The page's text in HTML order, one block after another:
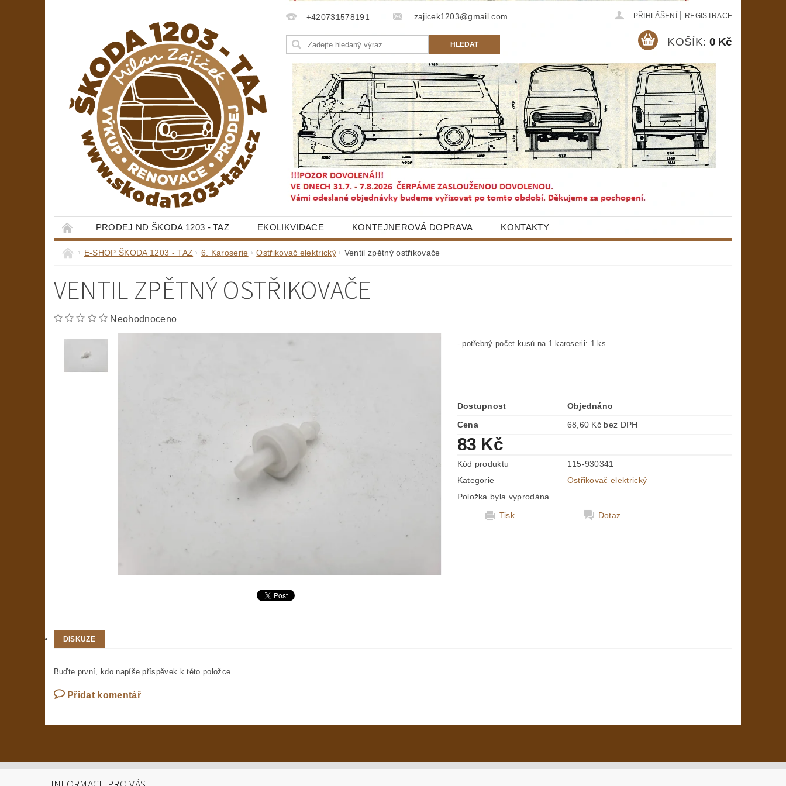
+420731578191 zajicek1203@gmail.com PŘIHLÁŠENÍ REGISTRACE
KOŠÍK: 0 Kč
PRODEJ ND ŠKODA 1203 - TAZ EKOLIKVIDACE KONTEJNEROVÁ DOPRAVA KONTAKTY
E-SHOP ŠKODA 1203 - TAZ 6. Karoserie Ostřikovač elektrický Ventil zpětný ostřikovače
VENTIL ZPĚTNÝ OSTŘIKOVAČE
Neohodnoceno
- potřebný počet kusů na 1 karoserii: 1 ks
Dostupnost
Objednáno
Cena
68,60 Kč bez DPH
83 Kč
Kód produktu
115-930341
Kategorie
Ostřikovač elektrický
Položka byla vyprodána...
Tisk
Dotaz
DISKUZE
Buďte první, kdo napíše příspěvek k této položce.
Přidat komentář